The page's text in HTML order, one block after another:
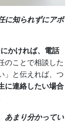
に知られずにアポ
かければ、電話
のことで相談した
」と伝えれば、つ
に連絡したい場合
あまり分かってい